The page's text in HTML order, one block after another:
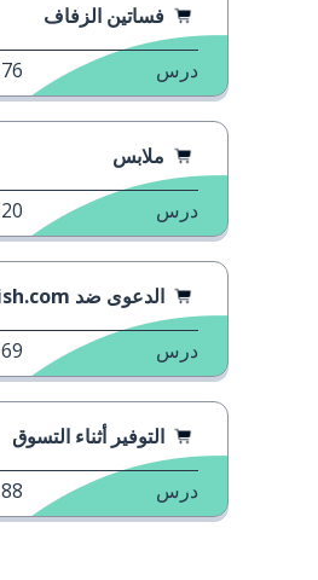
فساتين الزفاف
درس 76
ملابس
درس 20
الدعوى ضد Wish.com
درس 69
التوفير أثناء التسوق
درس 88